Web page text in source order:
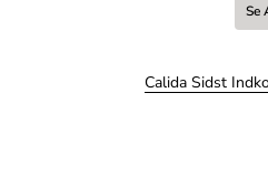
Se
Calida Sidst